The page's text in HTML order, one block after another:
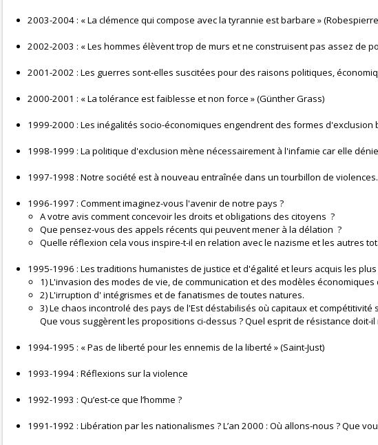
2003-2004 : « La clémence qui compose avec la tyrannie est barbare »
2002-2003 : « Les hommes élèvent trop de murs et ne construisent pas assez de
2001-2002 : Les guerres sont-elles suscitées pour des raisons politiques,
2000-2001 : « La tolérance est faiblesse et non force » (Günther Grass)
1999-2000 : Les inégalités socio-économiques engendrent des formes
1998-1999 : La politique d'exclusion mène nécessairement à l'infamie car elle
1997-1998 : Notre société est à nouveau entraînée dans un tourbillon de
1996-1997 : Comment imaginez-vous l'avenir de notre pays ?
A votre avis comment concevoir les droits et obligations des citoyens ?
Que pensez-vous des appels récents qui peuvent mener à la délation ?
Quelle réflexion cela vous inspire-t-il en relation avec le nazisme et les autres
1995-1996 : Les traditions humanistes de justice et d'égalité et leurs acquis les
1) L'invasion des modes de vie, de communication et des modèles
2) L'irruption d' intégrismes et de fanatismes de toutes natures.
3) Le chaos incontrolé des pays de l'Est déstabilisés où capitaux et
Que vous suggèrent les propositions ci-dessus ? Quel esprit de résistance
1994-1995 : « Pas de liberté pour les ennemis de la liberté » (Saint-Just)
1993-1994 : Réflexions sur la violence
1992-1993 : Qu’est-ce que l’homme ?
1991-1992 : Libération par les nationalismes ? L’an 2000 : Où allons-nous ? Que